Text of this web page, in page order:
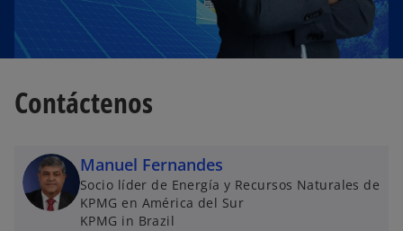
Contáctenos
Manuel Fernandes
Socio líder de Energía y Recursos Naturales de
KPMG en América del Sur
KPMG in Brazil